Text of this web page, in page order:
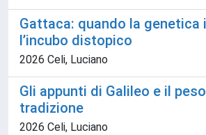
Gattaca: quando la genetica
l’incubo distopico
2026 Celi, Luciano
Gli appunti di Galileo e il
tradizione
2026 Celi, Luciano